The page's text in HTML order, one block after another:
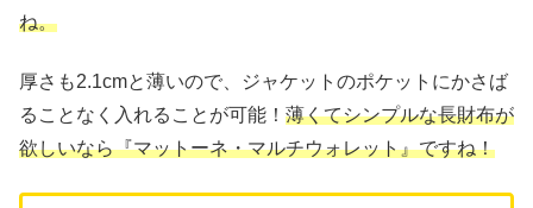
ね。
厚さも2.1cmと薄いので、ジャケットのポケットにかさば
ることなく入れることが可能！ 薄くてシンプルな長財布が
欲しいなら『マットーネ・マルチウォレット』ですね！